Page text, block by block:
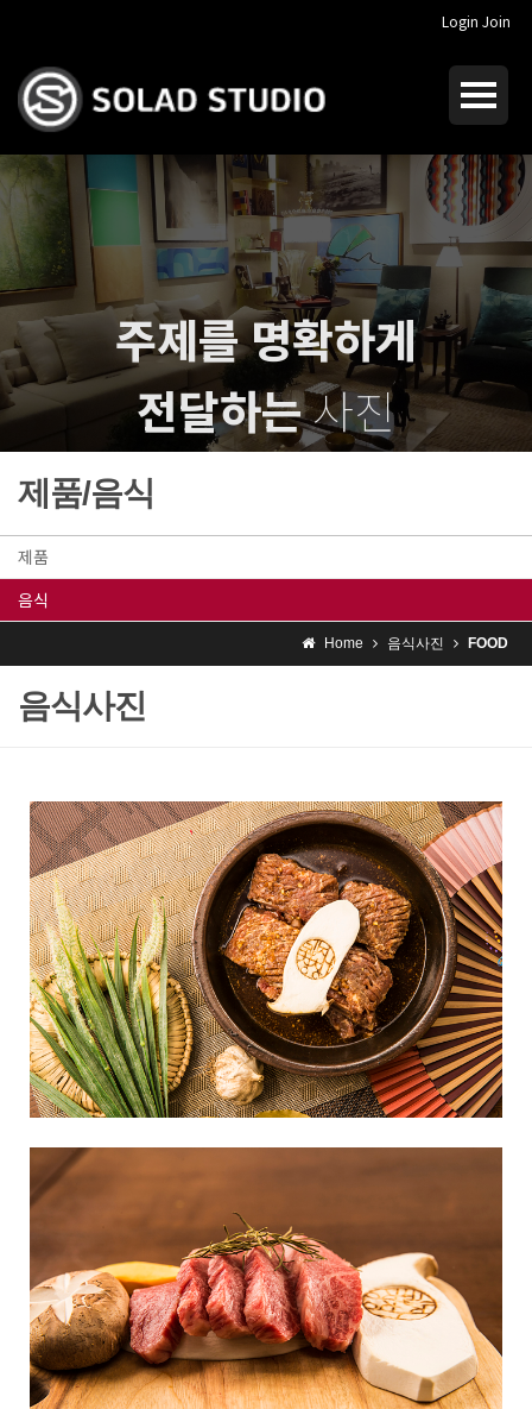
Login Join
주제를 명확하게
전달하는사진
I dream ofcrucial photography
제품/음식
제품
음식
Home 음식사진 FOOD
음식사진